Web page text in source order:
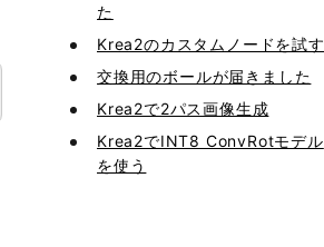
た
Krea2のカスタムノードを試す
交換用のボールが届きました
Krea2で2パス画像生成
Krea2でINT8 ConvRotモデル
を使う